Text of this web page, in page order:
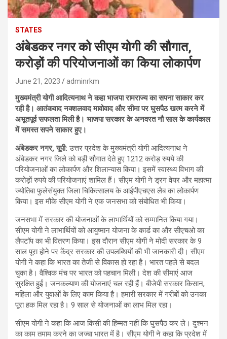
STATES
अंबेडकर नगर को सीएम योगी की सौगात,
करोड़ों की परियोजनाओं का किया लोकार्पण
June 21, 2023 adminrkm
मुख्यमंत्री योगी आदित्यनाथ ने कहा भाजपा रामराज्य का सपना साकार कर
रही है। आतंकवाद नक्शलवाद मावोवाद और सीमा पर घुसपैठ खत्म करने में
अभूतपूर्व सफलता मिली है। भाजपा सरकार के अनवरत नौ साल के कार्यकाल
में समस्त सपने साकार हुए।
अंबेडकर नगर, यूपी: उत्तर प्रदेश के मुख्यमंत्री योगी आदित्यनाथ ने
अंबेडकर नगर जिले को बड़ी सौगात देते हुए 1212 करोड़ रुपये की
परियोजनाओं का लोकार्पण और शिलान्यास किया। इसमें स्वास्थ्य विभाग की
करोड़ों रुपये की परियोजनाएं शामिल हैं। सीएम योगी ने ड्रग वेयर और महात्मा
ज्योतिबा फुलेसंयुक्त जिला चिकित्सालय के आईपीएचएस लैब का लोकार्पण
किया। इस मौके सीएम योगी ने एक जनसभा को संबोधित भी किया।
जनसभा में सरकार की योजनाओं के लाभार्थियों को सम्मानित किया गया।
सीएम योगी ने लाभार्थियों को आयुष्मान योजना के कार्ड का और सीएचओ का
लैपटॉप का भी वितरण किया। इस दौरान सीएम योगी ने मोदी सरकार के 9
साल पूरा होने पर केंद्र सरकार की उपलब्धियों की भी जानकारी दी। सीएम
योगी ने कहा कि भारत का तेजी से विकास हो रहा है। भारत पहले से बदल
चुका है। वैश्विक मंच पर भारत को पहचान मिली। देश की सीमाएं आज
सुरक्षित हुईं। जनकल्याण की योजनाएं चल रही हैं। बीजेपी सरकार किसान,
महिला और युवाओं के लिए काम किया है। हमारी सरकार में गरीबों को उनका
पूरा हक मिल रहा है। 9 साल से योजनाओं का लाभ मिल रहा।
सीएम योगी ने कहा कि आज किसी की हिम्मत नहीं कि घुसपैठ कर ले। दुश्मन
का काम तमाम करने का जज्बा भारत में है। सीएम योगी ने कहा कि प्रदेश में